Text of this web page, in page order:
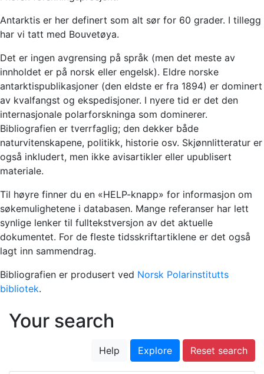
Antarktis er her definert som alt sør for 60 grader. I tillegg
har vi tatt med Bouvetøya.
Det er ingen avgrensing på språk (men det meste av
innholdet er på norsk eller engelsk). Eldre norske
antarktispublikasjoner (den eldste er fra 1894) er dominert
av kvalfangst og ekspedisjoner. I nyere tid er det den
internasjonale polarforskninga som dominerer.
Bibliografien er tverrfaglig; den dekker både
naturvitenskapene, politikk, historie osv. Skjønnlitteratur er
også inkludert, men ikke avisartikler eller upublisert
materiale.
Til høyre finner du en «HELP-knapp» for informasjon om
søkemulighetene i databasen. Mange referanser har lett
synlige lenker til fulltekstversjon av det aktuelle
dokumentet. For de fleste tidsskriftartiklene er det også
lagt inn sammendrag.
Bibliografien er produsert ved Norsk Polarinstitutts
bibliotek.
Your search
Help Explore Reset search